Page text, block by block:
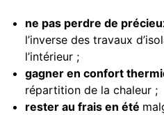
ne pas perdre de
l’inverse des travaux
l’intérieur ;
gagner en confort
répartition de la chaleur ;
rester au frais en été